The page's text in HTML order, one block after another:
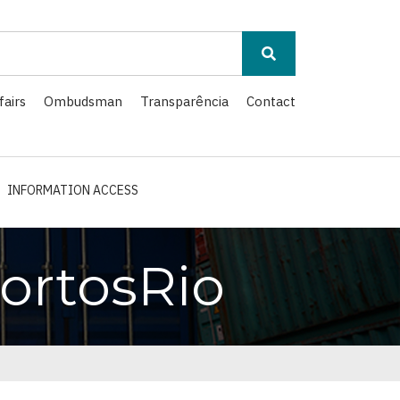
Ombudsman Transparência Contact
INFORMATION ACCESS